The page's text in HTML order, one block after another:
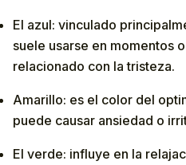
El azul: vinculado
suele usarse en momentos
relacionado con la tristeza.
Amarillo: es el color del
puede causar ansiedad o
El verde: influye en la